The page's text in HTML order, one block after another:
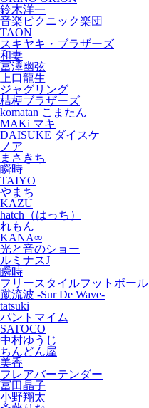
鈴木洋一
音楽ピクニック楽団
TAON
スキヤキ・ブラザーズ
和妻
冨澤幽弦
上口龍生
ジャグリング
桔梗ブラザーズ
komatan こまたん
MAKi マキ
DAISUKE ダイスケ
ノア
まさきち
瞬時
TAIYO
やまち
KAZU
hatch（はっち）
れもん
KANA∞
光と音のショー
ルミナスJ
瞬時
フリースタイルフットボール
蹴流波 -Sur De Wave-
tatsuki
パントマイム
SATOCO
中村ゆうじ
ちんどん屋
美香
フレアバーテンダー
冨田晶子
小野翔太